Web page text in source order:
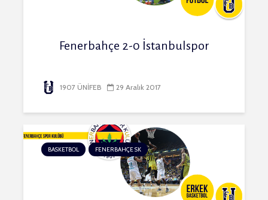
Fenerbahçe 2-0 İstanbulspor
1907 ÜNİFEB 29 Aralık 2017
BASKETBOL FENERBAHÇE SK